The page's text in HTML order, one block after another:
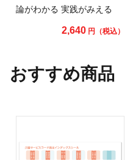
論がわかる 実践がみえる
2,640円（税込）
おすすめ商品